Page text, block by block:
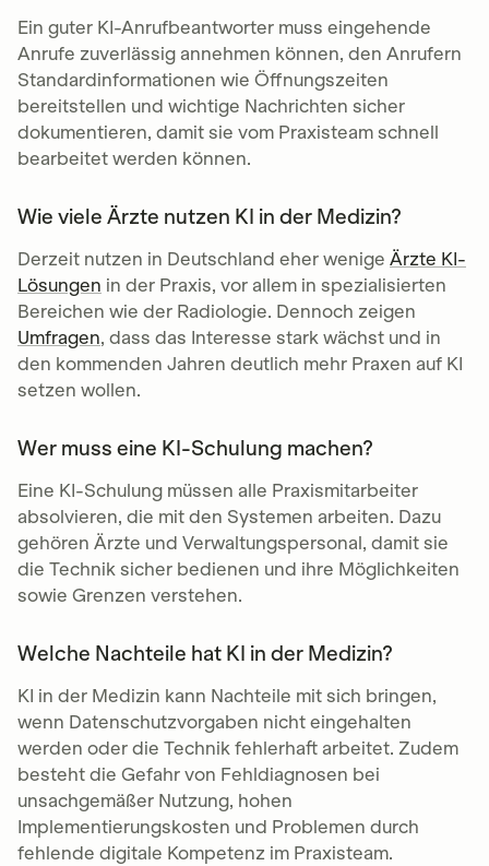
Ein guter KI-Anrufbeantworter muss eingehende
Anrufe zuverlässig annehmen können, den Anrufern
Standardinformationen wie Öffnungszeiten
bereitstellen und wichtige Nachrichten sicher
dokumentieren, damit sie vom Praxisteam schnell
bearbeitet werden können.
Wie viele Ärzte nutzen KI in der Medizin?
Derzeit nutzen in Deutschland eher wenige Ärzte KI-
Lösungen in der Praxis, vor allem in spezialisierten
Bereichen wie der Radiologie. Dennoch zeigen
Umfragen, dass das Interesse stark wächst und in
den kommenden Jahren deutlich mehr Praxen auf KI
setzen wollen.
Wer muss eine KI-Schulung machen?
Eine KI-Schulung müssen alle Praxismitarbeiter
absolvieren, die mit den Systemen arbeiten. Dazu
gehören Ärzte und Verwaltungspersonal, damit sie
die Technik sicher bedienen und ihre Möglichkeiten
sowie Grenzen verstehen.
Welche Nachteile hat KI in der Medizin?
KI in der Medizin kann Nachteile mit sich bringen,
wenn Datenschutzvorgaben nicht eingehalten
werden oder die Technik fehlerhaft arbeitet. Zudem
besteht die Gefahr von Fehldiagnosen bei
unsachgemäßer Nutzung, hohen
Implementierungskosten und Problemen durch
fehlende digitale Kompetenz im Praxisteam.